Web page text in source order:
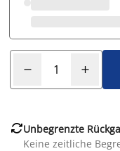
Unbegrenzte
Keine zeitliche